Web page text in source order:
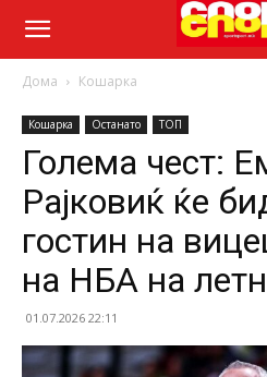
Дома Кошарка
Кошарка Останато ТОП
Голема чест:
Рајковиќ ќе
гостин на
на НБА на
01.07.2026 22:11